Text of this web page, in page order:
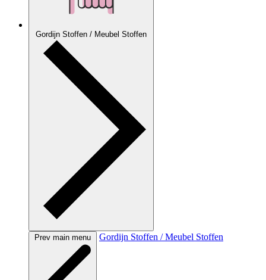
Gordijn Stoffen / Meubel Stoffen
Prev main menu Gordijn Stoffen / Meubel Stoffen